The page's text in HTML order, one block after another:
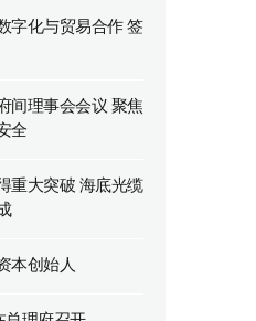
字化与贸易合作 签
间理事会会议 聚焦
全
重大突破 海底光缆
本创始人